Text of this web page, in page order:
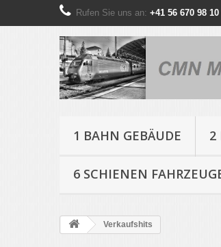
Rufen Sie uns an: +41 56 670 98
1 BAHN GEBÄUDE 2
6 SCHIENEN
Verkaufshits